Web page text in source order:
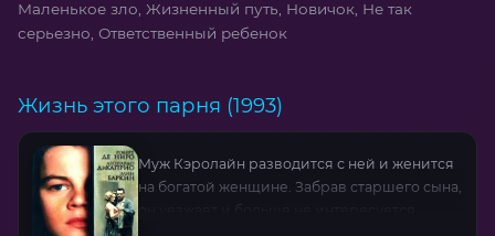
Маленькое зло, Жизненный путь, Новичок, Не так
серьезно, Ответственный ребенок
Жизнь этого парня (1993)
Муж Кэролайн разводится с ней и женится
на богатой женщине. Забрав старшего сына,